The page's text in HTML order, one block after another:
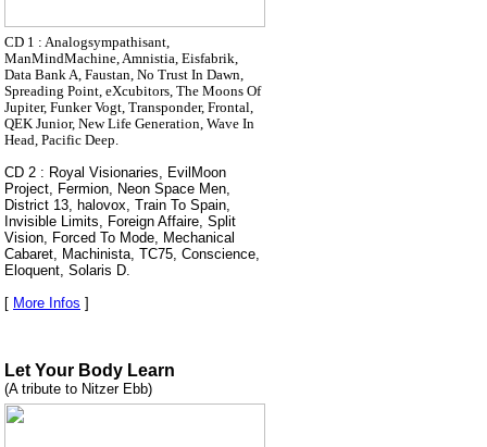
CD 1 : Analogsympathisant,
ManMindMachine, Amnistia, Eisfabrik,
Data Bank A, Faustan, No Trust In Dawn,
Spreading Point, eXcubitors, The Moons Of
Jupiter, Funker Vogt, Transponder, Frontal,
QEK Junior, New Life Generation, Wave In
Head, Pacific Deep.
CD 2 : Royal Visionaries, EvilMoon
Project, Fermion, Neon Space Men,
District 13, halovox, Train To Spain,
Invisible Limits, Foreign Affaire, Split
Vision, Forced To Mode, Mechanical
Cabaret, Machinista, TC75, Conscience,
Eloquent, Solaris D.
[ More Infos ]
Let Your Body Learn
(A tribute to Nitzer Ebb)